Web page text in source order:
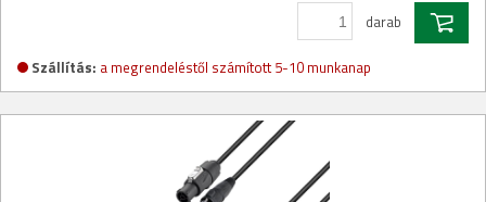
darab
Szállítás: a megrendeléstől számított 5-10 munkanap